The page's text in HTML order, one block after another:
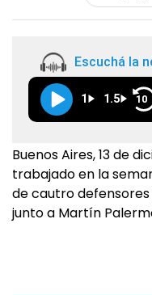
Escuchá la
1 1.5 10
Buenos Aires, 13 de
trabajado en la
de cautro
junto a Martín